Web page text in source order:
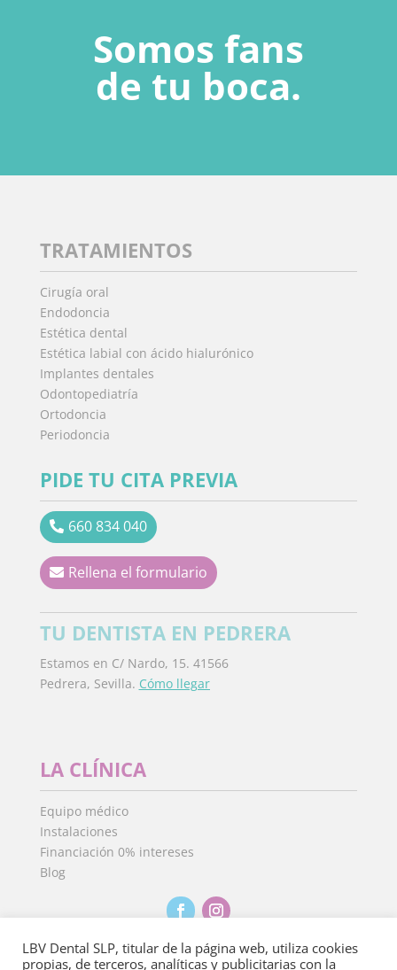
Somos fans
de tu boca.
TRATAMIENTOS
Cirugía oral
Endodoncia
Estética dental
Estética labial con ácido hialurónico
Implantes dentales
Odontopediatría
Ortodoncia
Periodoncia
PIDE TU CITA PREVIA
660 834 040
Rellena el formulario
TU DENTISTA EN PEDRERA
Estamos en C/ Nardo, 15. 41566
Pedrera, Sevilla. Cómo llegar
LA CLÍNICA
Equipo médico
Instalaciones
Financiación 0% intereses
Blog
LBV Dental SLP, titular de la página web, utiliza cookies
propias, de terceros, analíticas y publicitarias con la